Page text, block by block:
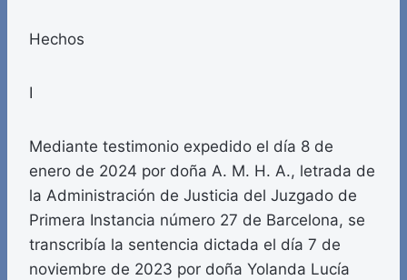
Hechos
I
Mediante testimonio expedido el día 8 de
enero de 2024 por doña A. M. H. A., letrada de
la Administración de Justicia del Juzgado de
Primera Instancia número 27 de Barcelona, se
transcribía la sentencia dictada el día 7 de
noviembre de 2023 por doña Yolanda Lucía